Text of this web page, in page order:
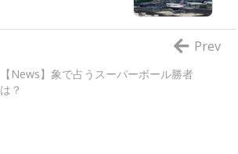
【News】象で占うスーパーボール勝者
は？
Prev